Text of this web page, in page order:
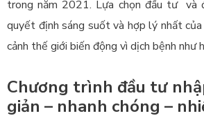
trong năm 2021. Lựa chọn đầu tư và
quyết định sáng suốt và hợp lý nhất
cảnh thế giới biến động vì dịch bệnh như
Chương trình đầu tư
giản – nhanh chóng –